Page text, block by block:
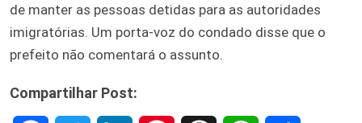
de manter as pessoas detidas para as autoridades
imigratórias. Um porta-voz do condado disse que o
prefeito não comentará o assunto.
Compartilhar Post: